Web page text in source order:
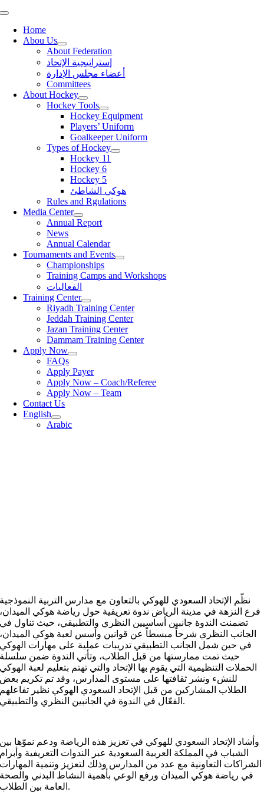
Skip
content
Toggle
NavigationHome
Abou Us
About Federation
إستراتيجية الإتحاد
أعضاء مجلس الإدارة
Committees
About Hockey
Hockey Tools
Hockey Equipment
Players’ Uniform
Goalkeeper Uniform
Types of Hockey
Hockey 11
Hockey 6
Hockey 5
هوكي الشاطئ
Rules and Rgulations
Media Center
Annual Report
News
Annual Calendar
Tournaments and Events
Championships
Training Camps and Workshops
الفعاليات
Training Center
Riyadh Training Center
Jeddah Training Center
Jazan Training Center
Dammam Training Center
Apply Now
FAQs
Apply Payer
Apply Now – Coach/Referee
Apply Now – Team
Contact Us
English
Arabic
نظّم الإتحاد السعودي للهوكي بالتعاون مع مدارس التربية النموذجية
فرع النزهة في مدينة الرياض ندوة تعريفية حول رياضة هوكي الميدان،
تضمنت الندوة جانبين أساسيين النظري والتطبيقي، حيث تناول في
الجانب النظري شرحاً مبسطاً عن قوانين وأسس لعبة هوكي الميدان،
في حين شمل الجانب التطبيقي تدريبات عملية على مهارات الهوكي
حيث تمت ممارستها من قبل الطلاب، وتأتي الندوة ضمن سلسلة
الحملات التنظيمية التي يقوم بها الإتحاد والتي تهتم بتعليم لعبة الهوكي
للنشء ونشر ثقافتها على مستوى المدارس، وقد تم تكريم بعض
الطلاب المشاركين من قبل الإتحاد السعودي الهوكي نظير تفاعلهم
الفعّال في الندوة في الجانبين النظري والتطبيقي.
وأشاد الإتحاد السعودي للهوكي في تعزيز هذه الرياضة ودعم نموّها بين
الشباب في المملكة العربية السعودية عبر الندوات التعريفية وأبرام
الشراكات التعاونية مع عدد من المدارس وذلك لتعزيز وتنمية المهارات
في رياضة هوكي الميدان ورفع الوعي بأهمية النشاط البدني والصحة
العامة بين الطلاب.